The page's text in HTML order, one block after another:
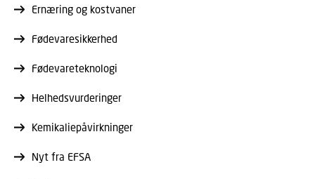
Ernæring og kostvaner
Fødevaresikkerhed
Fødevareteknologi
Helhedsvurderinger
Kemikaliepåvirkninger
Nyt fra EFSA